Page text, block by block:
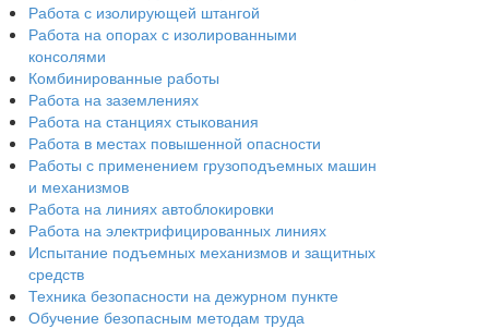
Работа с изолирующей штангой
Работа на опорах с изолированными
консолями
Комбинированные работы
Работа на заземлениях
Работа на станциях стыкования
Работа в местах повышенной опасности
Работы с применением грузоподъемных машин
и механизмов
Работа на линиях автоблокировки
Работа на электрифицированных линиях
Испытание подъемных механизмов и защитных
средств
Техника безопасности на дежурном пункте
Обучение безопасным методам труда